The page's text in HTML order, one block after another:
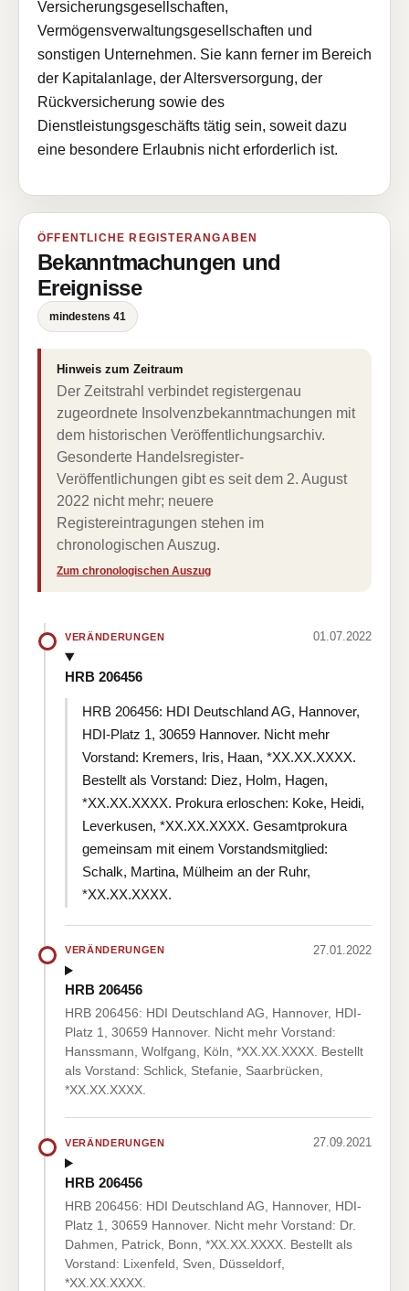
Versicherungsgesellschaften,
Vermögensverwaltungsgesellschaften und
sonstigen Unternehmen. Sie kann ferner im Bereich
der Kapitalanlage, der Altersversorgung, der
Rückversicherung sowie des
Dienstleistungsgeschäfts tätig sein, soweit dazu
eine besondere Erlaubnis nicht erforderlich ist.
ÖFFENTLICHE REGISTERANGABEN
Bekanntmachungen und
Ereignisse
mindestens 41
Hinweis zum Zeitraum
Der Zeitstrahl verbindet registergenau
zugeordnete Insolvenzbekanntmachungen mit
dem historischen Veröffentlichungsarchiv.
Gesonderte Handelsregister-
Veröffentlichungen gibt es seit dem 2. August
2022 nicht mehr; neuere
Registereintragungen stehen im
chronologischen Auszug.
Zum chronologischen Auszug
VERÄNDERUNGEN 01.07.2022
HRB 206456
HRB 206456: HDI Deutschland AG, Hannover,
HDI-Platz 1, 30659 Hannover. Nicht mehr
Vorstand: Kremers, Iris, Haan, *XX.XX.XXXX.
Bestellt als Vorstand: Diez, Holm, Hagen,
*XX.XX.XXXX. Prokura erloschen: Koke, Heidi,
Leverkusen, *XX.XX.XXXX. Gesamtprokura
gemeinsam mit einem Vorstandsmitglied:
Schalk, Martina, Mülheim an der Ruhr,
*XX.XX.XXXX.
VERÄNDERUNGEN 27.01.2022
HRB 206456
HRB 206456: HDI Deutschland AG, Hannover, HDI-
Platz 1, 30659 Hannover. Nicht mehr Vorstand:
Hanssmann, Wolfgang, Köln, *XX.XX.XXXX. Bestellt
als Vorstand: Schlick, Stefanie, Saarbrücken,
*XX.XX.XXXX.
VERÄNDERUNGEN 27.09.2021
HRB 206456
HRB 206456: HDI Deutschland AG, Hannover, HDI-
Platz 1, 30659 Hannover. Nicht mehr Vorstand: Dr.
Dahmen, Patrick, Bonn, *XX.XX.XXXX. Bestellt als
Vorstand: Lixenfeld, Sven, Düsseldorf,
*XX.XX.XXXX.